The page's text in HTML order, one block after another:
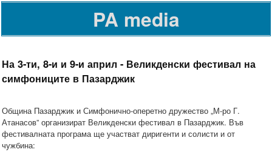
PA media
На 3-ти, 8-и и 9-и април - Великденски фестивал на
симфониците в Пазарджик
Община Пазарджик и Симфонично-оперетно дружество „М-ро Г.
Атанасов” организират Великденски фестивал в Пазарджик. Във
фестивалната програма ще участват диригенти и солисти и от
чужбина: